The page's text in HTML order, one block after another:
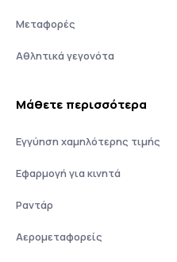
Μεταφορές
Αθλητικά γεγονότα
Μάθετε περισσότερα
Εγγύηση χαμηλότερης τιμής
Εφαρμογή για κινητά
Ραντάρ
Αερομεταφορείς